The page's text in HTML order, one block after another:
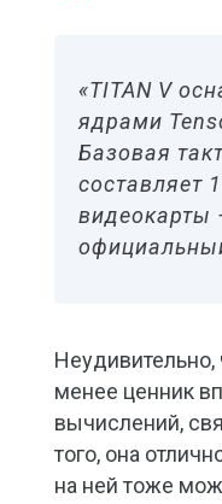
«TITAN V
ядрами
Базовая
составляет
видеокарты
Неудивительно,
менее ценник
вычислений,
того, она
на ней тоже